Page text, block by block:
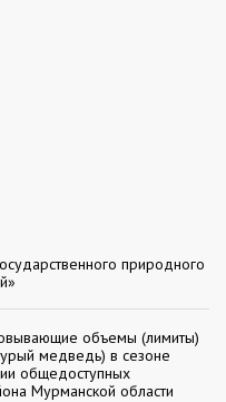
природного
объемы (лимиты)
медведь) в сезоне
общедоступных
Мурманской области